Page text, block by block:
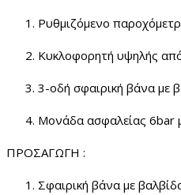
Ρυθμιζόμενο
Κυκλοφορητή υψηλής
3-οδή σφαιρική βάνα με
Μονάδα ασφαλείας 6bar
ΠΡΟΣΑΓΩΓΗ :
Σφαιρική βάνα με